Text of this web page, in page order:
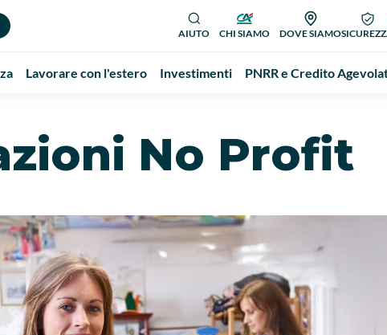
AIUTO CHI SIAMO DOVE SIAMO
Lavorare con l'estero Investimenti PNRR e Credito
No Profit